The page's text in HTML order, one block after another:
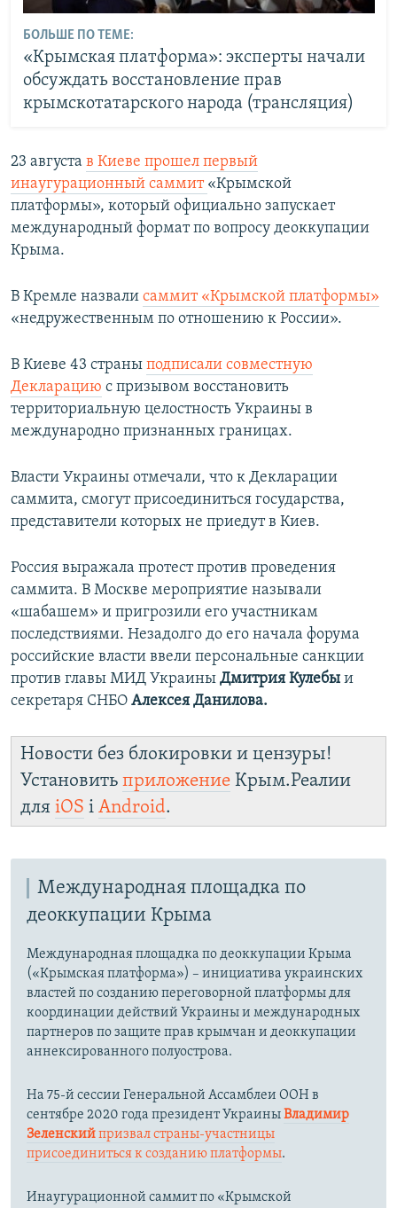
БОЛЬШЕ ПО ТЕМЕ:
«Крымская платформа»: эксперты начали
обсуждать восстановление прав
крымскотатарского народа (трансляция)
23 августа в Киеве прошел первый
инаугурационный саммит «Крымской
платформы», который официально запускает
международный формат по вопросу деоккупации
Крыма.
В Кремле назвали саммит «Крымской платформы»
«недружественным по отношению к России».
В Киеве 43 страны подписали совместную
Декларацию с призывом восстановить
территориальную целостность Украины в
международно признанных границах.
Власти Украины отмечали, что к Декларации
саммита, смогут присоединиться государства,
представители которых не приедут в Киев.
Россия выражала протест против проведения
саммита. В Москве мероприятие называли
«шабашем» и пригрозили его участникам
последствиями. Незадолго до его начала форума
российские власти ввели персональные санкции
против главы МИД Украины Дмитрия Кулебы и
секретаря СНБО Алексея Данилова.
Новости без блокировки и цензуры!
Установить приложение Крым.Реалии
для iOS і Android.
Международная площадка по
деоккупации Крыма
Международная площадка по деоккупации Крыма
(«Крымская платформа») – инициатива украинских
властей по созданию переговорной платформы для
координации действий Украины и международных
партнеров по защите прав крымчан и деоккупации
аннексированного полуострова.
На 75-й сессии Генеральной Ассамблеи ООН в
сентябре 2020 года президент УкраиныВладимир
Зеленскийпризвал страны-участницы
присоединиться к созданию платформы.
Инаугурационной саммит по «Крымской